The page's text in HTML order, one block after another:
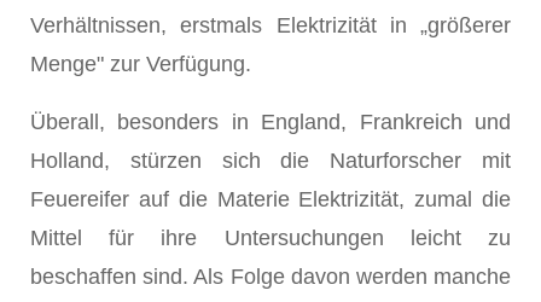
Verhältnissen, erstmals Elektrizität in „größerer
Menge" zur Verfügung.
Überall, besonders in England, Frankreich und
Holland, stürzen sich die Naturforscher mit
Feuereifer auf die Materie Elektrizität, zumal die
Mittel für ihre Unter­suchungen leicht zu
beschaffen sind. Als Folge davon werden manche